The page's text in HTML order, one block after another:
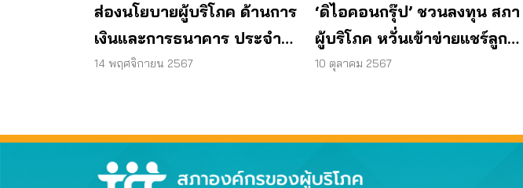
ส่องนโยบายผู้บริโภค ด้านการ
เงินและการธนาคาร ประจำ
เดือน พ.ย. 67
14 พฤศจิกายน 2567
‘ดิไอคอนกรุ๊ป’ ชวนลงทุน สภา
ผู้บริโภค หวั่นเข้าข่ายแชร์ลูก
โซ เสนอ สคบ. เร่งสอบ
10 ตุลาคม 2567